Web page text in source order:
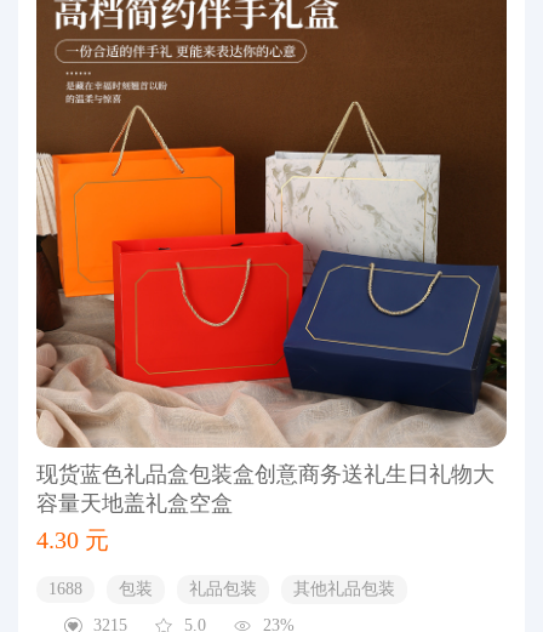
现货蓝色礼品盒包装盒创意商务送礼生日礼物大
容量天地盖礼盒空盒
4.30 元
1688 包装 礼品包装
其他礼品包装
3215
5.0 23%